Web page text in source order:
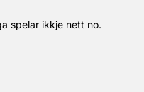
spelar ikkje nett no.